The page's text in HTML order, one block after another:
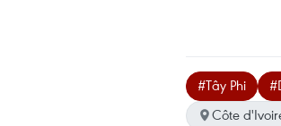
#Tây Phi
Côte